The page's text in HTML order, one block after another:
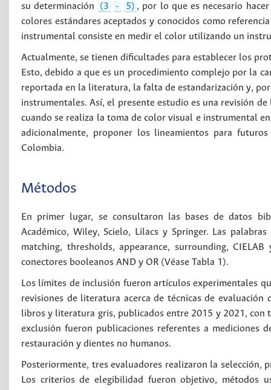
su determinación
(3 - 5) , por lo que es necesario
colores estándares aceptados y conocidos como
instrumental consiste en medir el color utilizando un
Actualmente, se tienen dificultades para establecer los
Esto, debido a que es un procedimiento complejo por la
reportada en la literatura, la falta de estandarización y,
instrumentales. Así, el presente estudio es una revisión
cuando se realiza la toma de color visual e instrumental
adicionalmente, proponer los lineamientos para
Colombia.
Métodos
En primer lugar, se consultaron las bases de datos
Académico, Wiley, Scielo, Lilacs y Springer. Las
matching, thresholds, appearance, surrounding,
conectores booleanos AND y OR (Véase Tabla 1).
Los límites de inclusión fueron artículos experimentales
revisiones de literatura acerca de técnicas de
libros y literatura gris, publicados entre 2015 y 2021,
exclusión fueron publicaciones referentes a mediciones
restauración y dientes no humanos.
Posteriormente, tres evaluadores realizaron la
Los criterios de elegibilidad fueron objetivo, métodos